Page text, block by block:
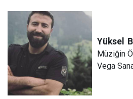
Yüksel
Müziğin
Vega